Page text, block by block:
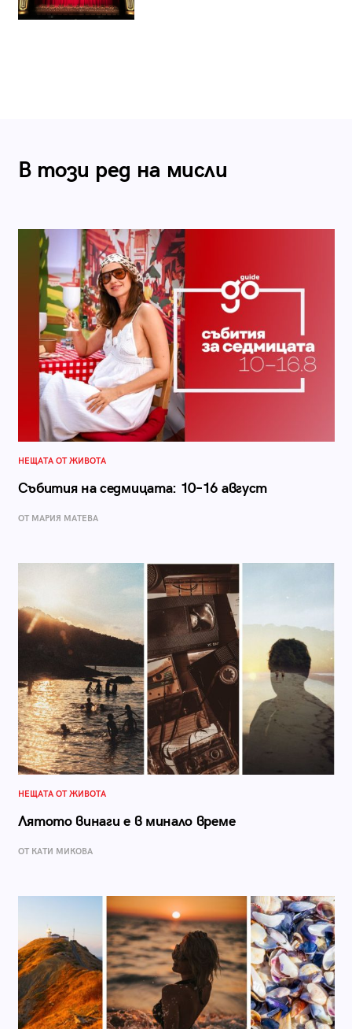
В този ред на мисли
НЕЩАТА ОТ ЖИВОТА
Събития на седмицата: 10–16 август
ОТ МАРИЯ МАТЕВА
НЕЩАТА ОТ ЖИВОТА
Лятото винаги е в минало време
ОТ КАТИ МИКОВА